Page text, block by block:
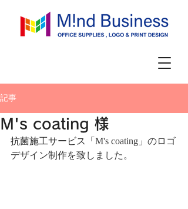
記事
M's coating 様
抗菌施工サービス「 M's coating」のロゴ
デザイン制作を致しました。